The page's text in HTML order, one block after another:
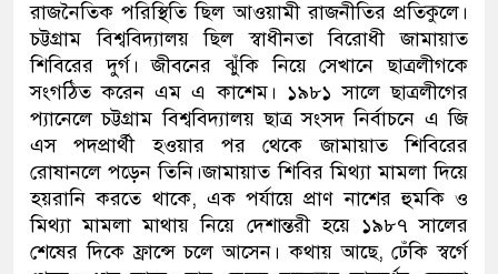
রাজনৈতিক পরিস্থিতি ছিল আওয়ামী রাজনীতির প্রতিকুলে।
চট্টগ্রাম বিশ্ববিদ্যালয় ছিল স্বাধীনতা বিরোধী জামায়াত
শিবিরের দুর্গ। জীবনের ঝুঁকি নিয়ে সেখানে ছাত্রলীগকে
সংগঠিত করেন এম এ কাশেম। ১৯৮১ সালে ছাত্রলীগের
প্যানেলে চট্টগ্রাম বিশ্ববিদ্যালয় ছাত্র সংসদ নির্বাচনে এ জি
এস পদপ্রার্থী হওয়ার পর থেকে জামায়াত শিবিরের
রোষানলে পড়েন তিনি।জামায়াত শিবির মিথ্যা মামলা দিয়ে
হয়রানি করতে থাকে, এক পর্যায়ে প্রাণ নাশের হুমকি ও
মিথ্যা মামলা মাথায় নিয়ে দেশান্তরী হয়ে ১৯৮৭ সালের
শেষের দিকে ফ্রান্সে চলে আসেন। কথায় আছে, ঢেঁকি স্বর্গে